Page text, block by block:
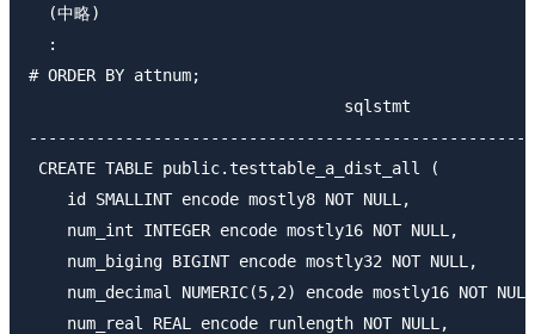
  (中略)
  :
# ORDER BY attnum;
CREATE TABLE public.testtable_a_dist_all (
    id SMALLINT encode mostly8 NOT NULL,
    num_int INTEGER encode mostly16 NOT NULL,
    num_biging BIGINT encode mostly32 NOT NULL,
num_decimal NUMERIC(5,2) encode mostly16 NOT
    num_real REAL encode runlength NOT NULL,